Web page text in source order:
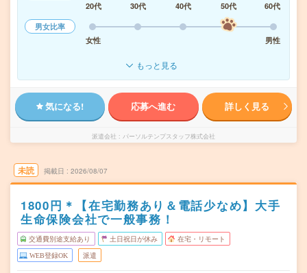
20代
30代 40代 50代
60代
男女比率
女性
男性
もっと見る
気になる! 応募へ進む 詳しく見る
派遣会社 パーソルテンプスタッフ株式会社
未読 掲載日 2026/08/07
1800円＊【在宅勤務あり＆電話少なめ】大手
生命保険会社で一般事務！
交通費別途支給あり 土日祝日が休み 在宅・リモート
WEB登録OK 派遣